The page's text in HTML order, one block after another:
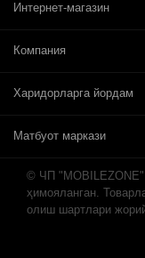
Интернет-магазин
Компания
Харидорларга йордам
Матбуот маркази
© ЧП "MOBILEZONE"
ҳимояланган.
олиш шартлари